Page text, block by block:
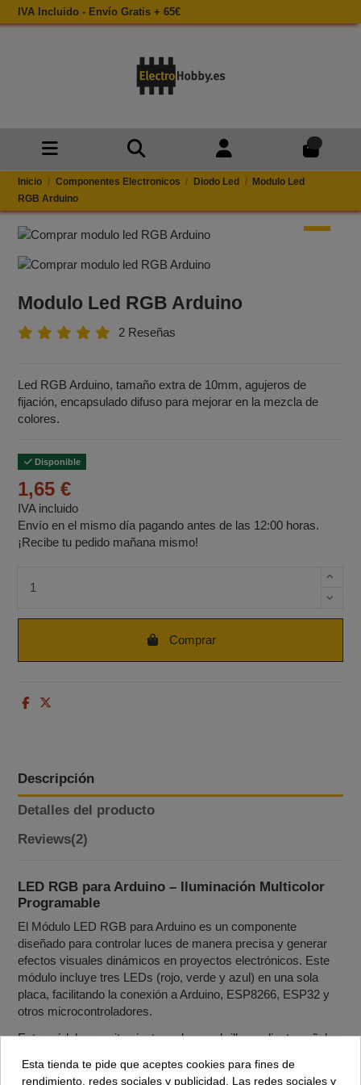
IVA Incluido - Envío Gratis + 65€
Inicio Componentes Electronicos Diodo Led
Modulo Led
RGB Arduino
Modulo Led RGB Arduino
2 Reseñas
Led RGB Arduino, tamaño extra de 10mm, agujeros de
fijación, encapsulado difuso para mejorar en la mezcla de
colores.
Disponible
1,65 €
IVA incluido
Envío en el mismo día pagando antes de las 12:00 horas.
¡Recibe tu pedido mañana mismo!
Comprar
Descripción
Detalles del producto
Reviews(2)
LED RGB para Arduino – Iluminación Multicolor
Programable
El Módulo LED RGB para Arduino es un componente
diseñado para controlar luces de manera precisa y generar
efectos visuales dinámicos en proyectos electrónicos. Este
módulo incluye tres LEDs (rojo, verde y azul) en una sola
placa, facilitando la conexión a Arduino, ESP8266, ESP32 y
otros microcontroladores.
Este módulo permite ajustar colores y brillo mediante señales
domótica, decoración y efectos de iluminación programables.
Esta tienda te pide que aceptes cookies para fines de
rendimiento, redes sociales y publicidad. Las redes sociales y